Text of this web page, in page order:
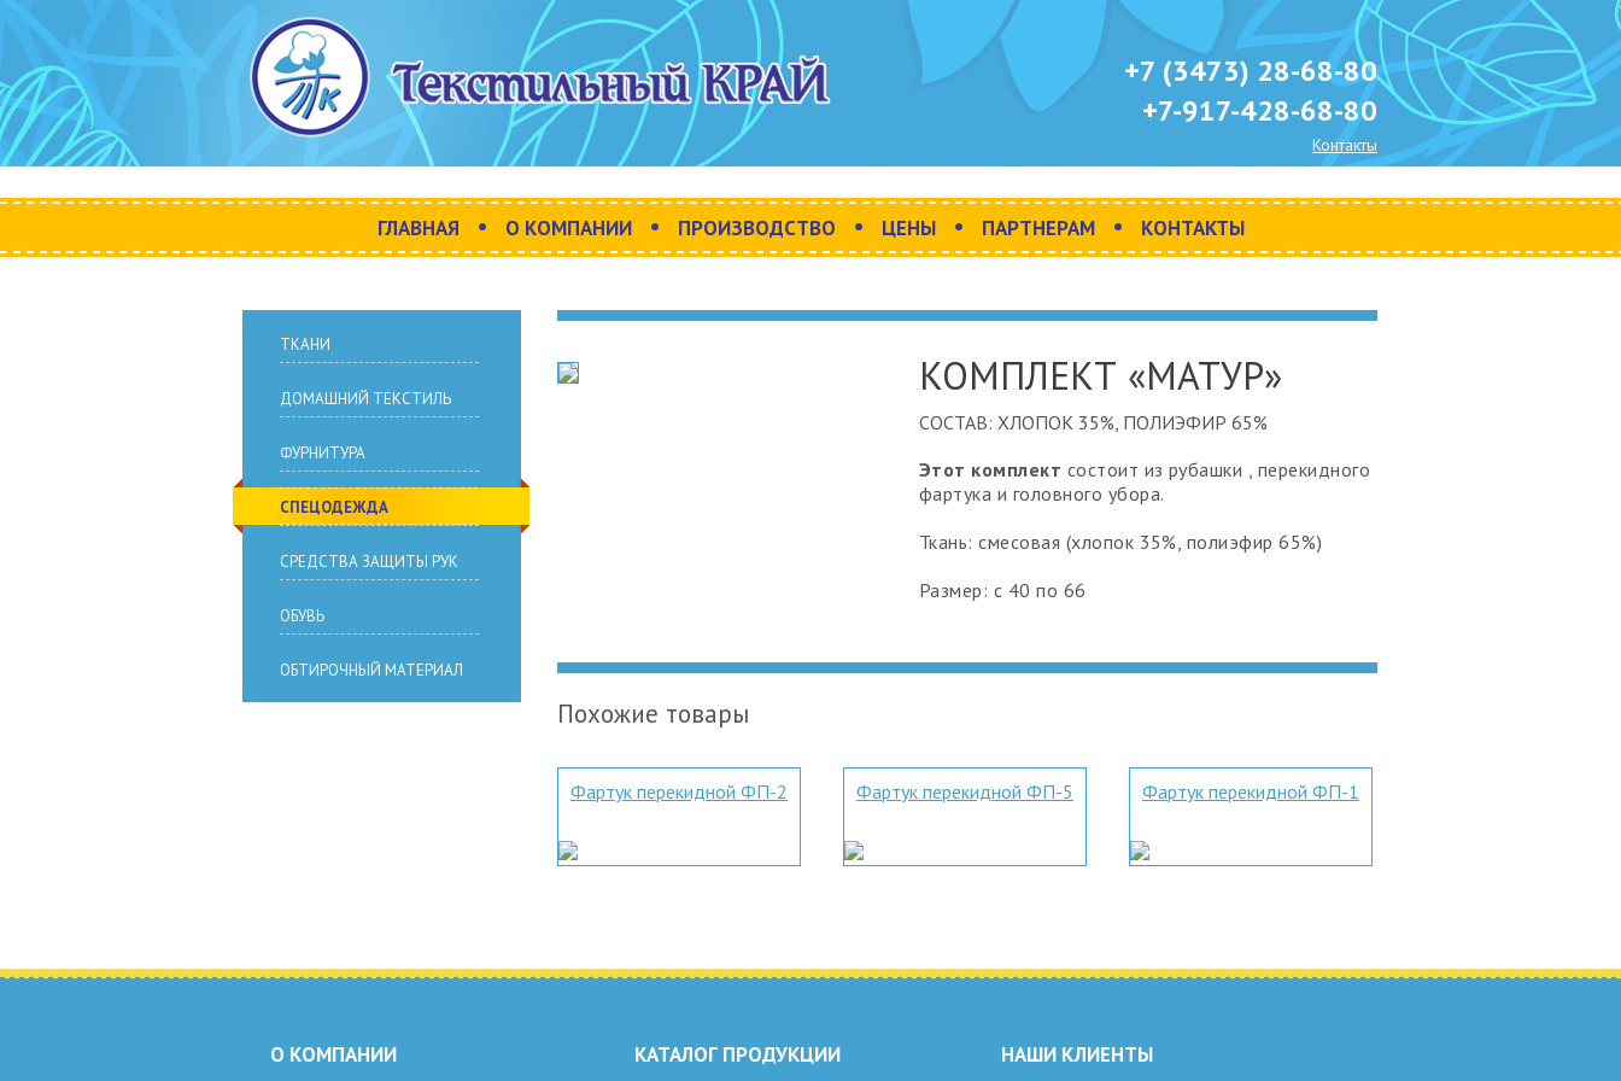
+7 (3473) 28-68-80
+7-917-428-68-80
Контакты
ГЛАВНАЯ • О КОМПАНИИ • ПРОИЗВОДСТВО • ЦЕНЫ • ПАРТНЕРАМ • КОНТАКТЫ
КОМПЛЕКТ «МАТУР»
СОСТАВ: ХЛОПОК 35%, ПОЛИЭФИР 65%
Этот комплект состоит из рубашки , перекидного
фартука и головного убора.
Ткань: смесовая (хлопок 35%, полиэфир 65%)
Размер: с 40 по 66
Похожие товары
Фартук перекидной ФП-2 Фартук перекидной ФП-5 Фартук перекидной ФП-1
ТКАНИ
ДОМАШНИЙ ТЕКСТИЛЬ
ФУРНИТУРА
СПЕЦОДЕЖДА
СРЕДСТВА ЗАЩИТЫ РУК
ОБУВЬ
ОБТИРОЧНЫЙ МАТЕРИАЛ
О КОМПАНИИ КАТАЛОГ ПРОДУКЦИИ НАШИ КЛИЕНТЫ